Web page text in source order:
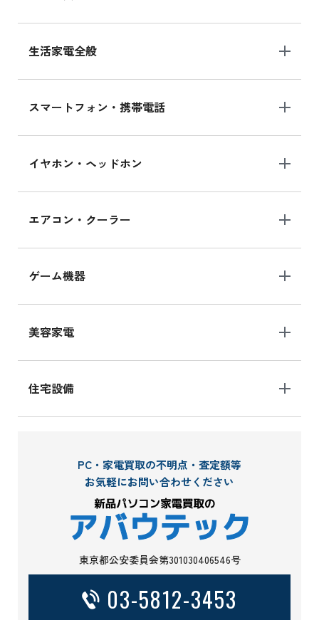
生活家電全般
スマートフォン・携帯電話
イヤホン・ヘッドホン
エアコン・クーラー
ゲーム機器
美容家電
住宅設備
PC・家電買取の不明点・査定額等
お気軽にお問い合わせください
東京都公安委員会第301030406546号
03-5812-3453